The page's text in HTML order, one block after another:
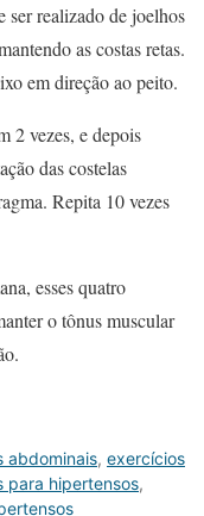
ser realizado de joelhos
as costas retas.
em direção ao peito.
2 vezes, e depois
das costelas
Repita 10 vezes
esses quatro
o tônus muscular
abdominais, exercícios
para hipertensos,